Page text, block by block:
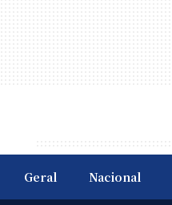
Geral Nacional